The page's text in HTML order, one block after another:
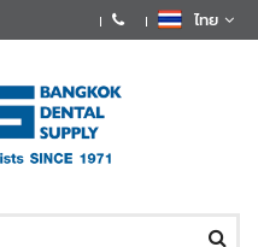
ไทย